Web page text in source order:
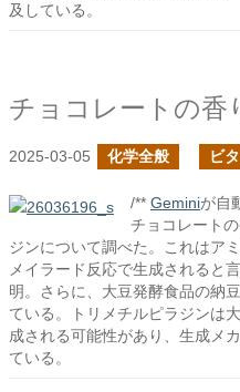
及している。
2025-03-05 化学全般 ビ
/** Geminiが自
チョコレート
ジンについて調べた。これはア
メイラード反応で生成されると
明。さらに、大豆発酵食品の納
ている。トリメチルピラジンは
成される可能性があり、生成メ
ている。